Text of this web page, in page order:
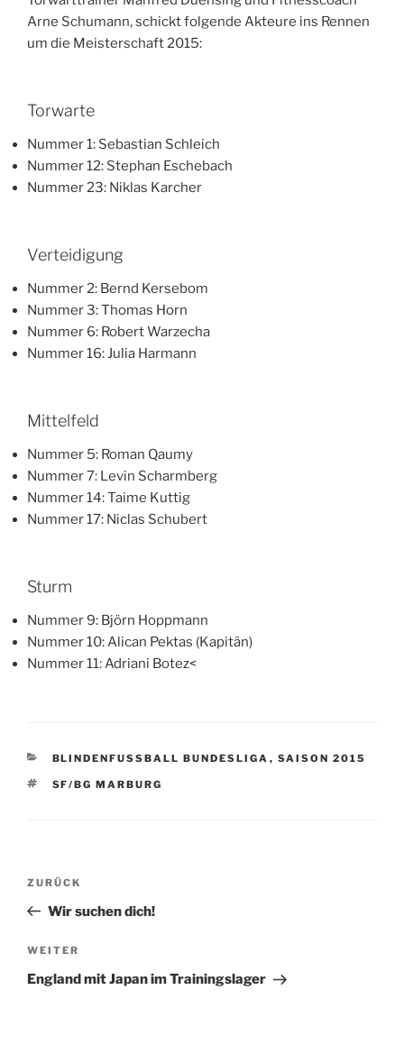
Arne Schumann, schickt folgende Akteure ins Rennen
um die Meisterschaft 2015:
Torwarte
Nummer 1: Sebastian Schleich
Nummer 12: Stephan Eschebach
Nummer 23: Niklas Karcher
Verteidigung
Nummer 2: Bernd Kersebom
Nummer 3: Thomas Horn
Nummer 6: Robert Warzecha
Nummer 16: Julia Harmann
Mittelfeld
Nummer 5: Roman Qaumy
Nummer 7: Levin Scharmberg
Nummer 14: Taime Kuttig
Nummer 17: Niclas Schubert
Sturm
Nummer 9: Björn Hoppmann
Nummer 10: Alican Pektas (Kapitän)
Nummer 11: Adriani Botez<
KATEGORIEN
BLINDENFUSSBALL BUNDESLIGA , SAISON 2015
SCHLAGWÖRTER
SF/BG MARBURG
Beitragsnavigation
Vorheriger
Beitrag
ZURÜCK
Wir suchen dich!
Nächster
Beitrag
WEITER
England mit Japan im Trainingslager